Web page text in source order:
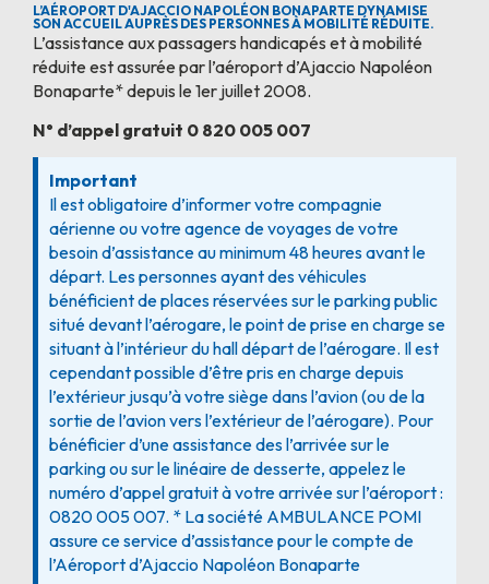
L’AÉROPORT D'AJACCIO NAPOLÉON BONAPARTE DYNAMISE
SON ACCUEIL AUPRÈS DES PERSONNES À MOBILITÉ RÉDUITE.
L’assistance aux passagers handicapés et à mobilité
réduite est assurée par l’aéroport d’Ajaccio Napoléon
Bonaparte* depuis le 1er juillet 2008.
N° d’appel gratuit 0 820 005 007
Important
Il est obligatoire d’informer votre compagnie
aérienne ou votre agence de voyages de votre
besoin d’assistance au minimum 48 heures avant le
départ. Les personnes ayant des véhicules
bénéficient de places réservées sur le parking public
situé devant l’aérogare, le point de prise en charge se
situant à l’intérieur du hall départ de l’aérogare. Il est
cependant possible d’être pris en charge depuis
l’extérieur jusqu’à votre siège dans l’avion (ou de la
sortie de l’avion vers l’extérieur de l’aérogare). Pour
bénéficier d’une assistance des l’arrivée sur le
parking ou sur le linéaire de desserte, appelez le
numéro d’appel gratuit à votre arrivée sur l’aéroport :
0820 005 007. * La société AMBULANCE POMI
assure ce service d’assistance pour le compte de
l’Aéroport d’Ajaccio Napoléon Bonaparte